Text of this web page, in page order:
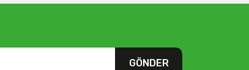
GÖNDER